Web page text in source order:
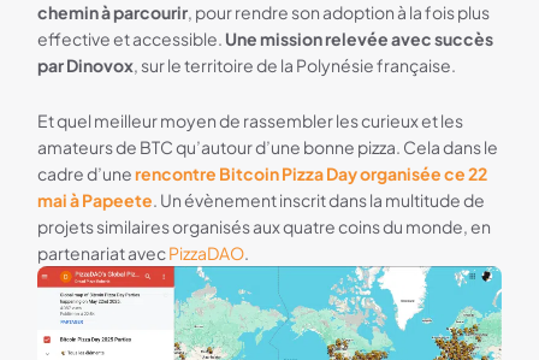
chemin à parcourir, pour rendre son adoption à la fois plus
effective et accessible. Une mission relevée avec succès
par Dinovox, sur le territoire de la Polynésie française.
Et quel meilleur moyen de rassembler les curieux et les
amateurs de BTC qu’autour d’une bonne pizza. Cela dans le
cadre d’unerencontre Bitcoin Pizza Day organisée ce 22
mai à Papeete. Un évènement inscrit dans la multitude de
projets similaires organisés aux quatre coins du monde, en
partenariat avecPizzaDAO.